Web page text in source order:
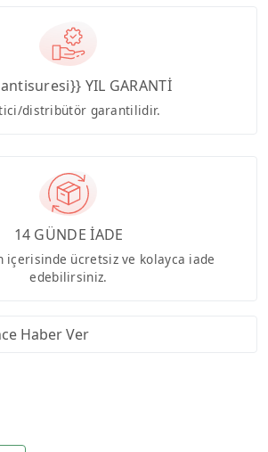
YIL GARANTİ
distribütör garantilidir.
14 GÜNDE İADE
içerisinde ücretsiz ve kolayca iade
edebilirsiniz.
Haber Ver